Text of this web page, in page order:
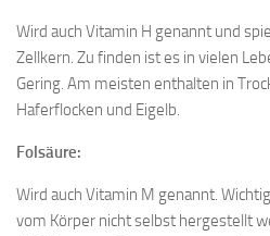
Wird auch Vitamin H genannt und
Zellkern. Zu finden ist es in vielen
Gering. Am meisten enthalten in
Haferflocken und Eigelb.
Folsäure:
Wird auch Vitamin M genannt.
vom Körper nicht selbst hergestellt